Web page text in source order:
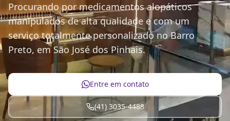
Procurando por medicamentos alopáticos
manipulados de alta qualidade e com um
serviço totalmente personalizado no Barro
Preto, em São José dos Pinhais.
Entre em contato
(41) 3035-4488